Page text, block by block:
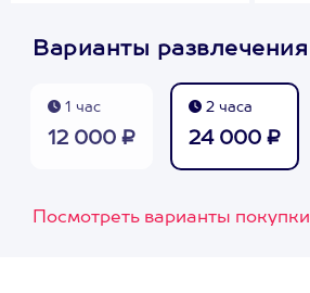
Варианты развлечения
1 час
12 000 ₽
2 часа
24 000 ₽
Посмотреть варианты покупки